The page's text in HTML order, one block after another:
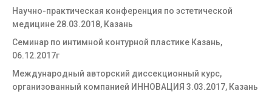
Научно-практическая конференция по эстетической
медицине 28.03.2018, Казань
Семинар по интимной контурной пластике Казань,
06.12.2017г
Международный авторский диссекционный курс,
организованный компанией ИННОВАЦИЯ 3.03.2017, Казань